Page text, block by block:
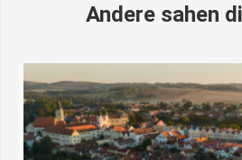
Andere sahen